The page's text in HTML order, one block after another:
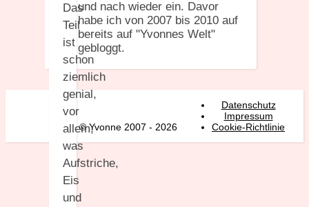
Das
Teil
ist
schon
ziemlich
genial,
vor
allem,
was
Aufstriche,
Eis
und
und nach wieder ein. Davor
habe ich von 2007 bis 2010 auf
bereits auf "Yvonnes Welt"
gebloggt.
© Yvonne 2007 - 2026
Datenschutz
Impressum
Cookie-Richtlinie